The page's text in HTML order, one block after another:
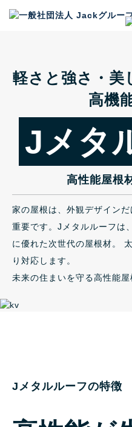
軽さと強さ・美
高機
Jメタ
高性能屋根
家の屋根は、外観デザインだ
重要です。Jメタルルーフは、
に優れた次世代の屋根材。
り対応します。
未来の住まいを守る高性能屋
Jメタルルーフの特徴